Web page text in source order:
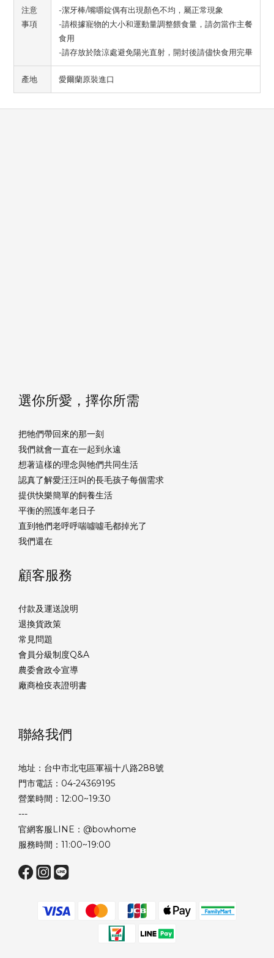
注意
事項
-潔牙棒/嘴嚼錠偶有出現顏色不均，屬正常現象
-請根據寵物的大小和運動量調整餵食量，請勿當作主餐
食用
-請存放於陰涼處避免陽光直射，開封後請儘快食用完畢
產地 愛爾蘭原裝進口
選你所愛，擇你所需
把牠們帶回來的那一刻
我們就會一直在一起到永遠
想著這樣的理念與牠們共同生活
認真了解愛汪汪叫的長毛孩子每個需求
提供快樂簡單的飼養生活
平衡的照護年老日子
直到牠們老呼呼喘噓噓毛都掉光了
我們還在
顧客服務
付款及運送說明
退換貨政策
常見問題
會員分級制度Q&A
農委會政令宣導
廠商檢疫表證明書
聯絡我們
地址：台中市北屯區軍福十八路288號
門市電話：04-24369195
營業時間：12:00~19:30
---
官網客服LINE：@bowhome
服務時間：11:00~19:00